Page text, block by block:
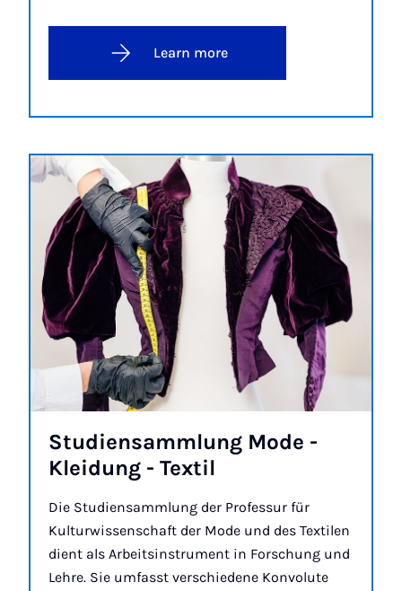
Learn more
Stud­i­ensammlung Mode -
Kleidung - Tex­til
Die Studiensammlung der Professur für
Kulturwissenschaft der Mode und des Textilen
dient als Arbeitsinstrument in Forschung und
Lehre. Sie umfasst verschiedene Konvolute